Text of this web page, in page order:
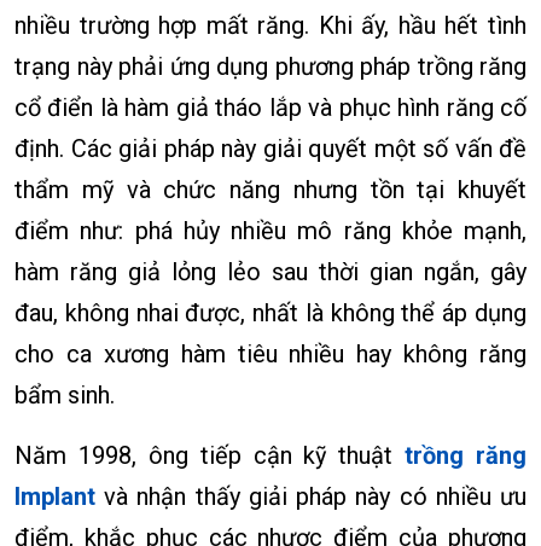
nhiều trường hợp mất răng. Khi ấy, hầu hết tình
trạng này phải ứng dụng phương pháp trồng răng
cổ điển là hàm giả tháo lắp và phục hình răng cố
định. Các giải pháp này giải quyết một số vấn đề
thẩm mỹ và chức năng nhưng tồn tại khuyết
điểm như: phá hủy nhiều mô răng khỏe mạnh,
hàm răng giả lỏng lẻo sau thời gian ngắn, gây
đau, không nhai được, nhất là không thể áp dụng
cho ca xương hàm tiêu nhiều hay không răng
bẩm sinh.
Năm 1998, ông tiếp cận kỹ thuậttrồng răng
Implant và nhận thấy giải pháp này có nhiều ưu
điểm, khắc phục các nhược điểm của phương